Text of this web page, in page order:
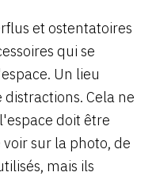
et ostentatoires
qui se
Un lieu
Cela ne
doit être
sur la photo, de
mais ils